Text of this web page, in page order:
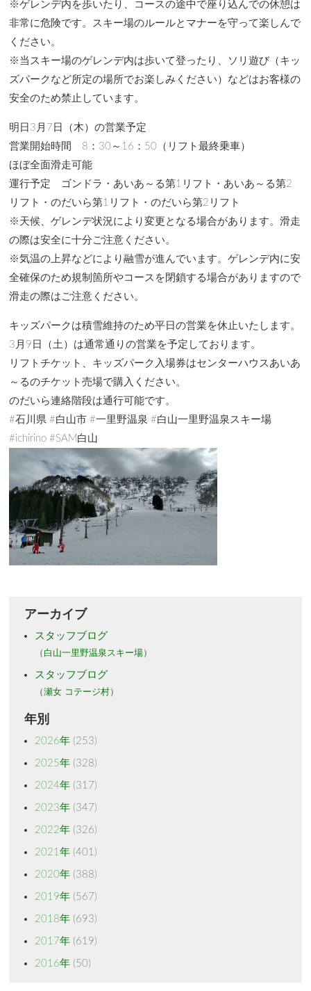
※ゲレンデ内を歩いたり、コースの途中で座り込んでの休憩は
非常に危険です。スキー場のルールとマナーを守って楽しんで
ください。
※当スキー場のゲレンデ内は歩いて登ったり、ソリ遊び（キッ
ズパークなど所定の場所でお楽しみください）などはお客様の
安全のため禁止しています。
明日3月7日（木）の営業予定
営業開始時間 8：30～16：50（リフト最終乗車）
ほぼ全面滑走可能
運行予定 ゴンドラ・あいあ～る第1リフト・あいあ～る第2
リフト・のだいら第1リフト・のだいら第2リフト
※天候、ゲレンデ状況により変更となる場合があります。滑走
の際は安全に十分ご注意ください。
※気温の上昇などにより融雪が進んでいます。ゲレンデ内に安
全確保のため規制箇所やコースを閉鎖する場合がありますので
滑走の際はご注意ください。
キッズパークは積雪維持のため平日の営業を休止いたします。
3月9日（土）は通常通りの営業を予定しております。
リフトチケット、キッズパーク入場券はセンターハウスあいあ
～るのチケット売場で購入ください。
のだいら連絡階段は通行可能です。
#石川県 #白山市 #一里野温泉 #白山一里野温泉スキー場
#ichirino #SAM白山
アーカイブ
スタッフブログ
（白山一里野温泉スキー場）
スタッフブログ
（瀬女 コテージ村）
年別
2026年(253)
2025年(328)
2024年(317)
2023年(347)
2022年(326)
2021年(401)
2020年(388)
2019年(567)
2018年(693)
2017年(619)
2016年(50)